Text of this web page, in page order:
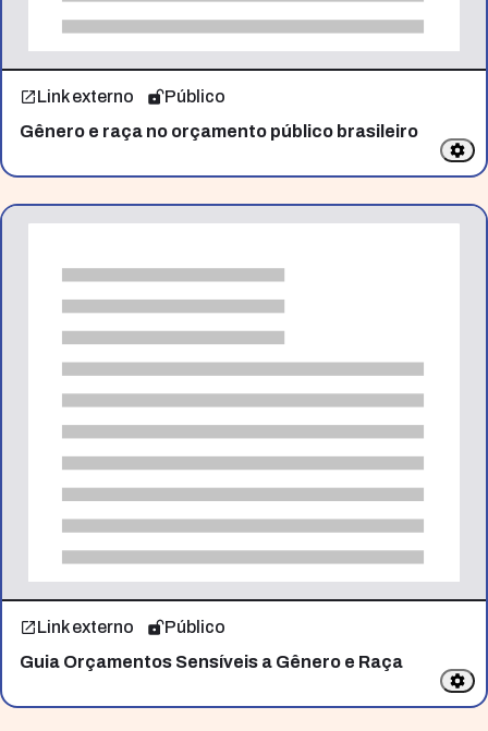
Link externo
Público
Gênero e raça no orçamento público brasileiro
Link externo
Público
Guia Orçamentos Sensíveis a Gênero e Raça